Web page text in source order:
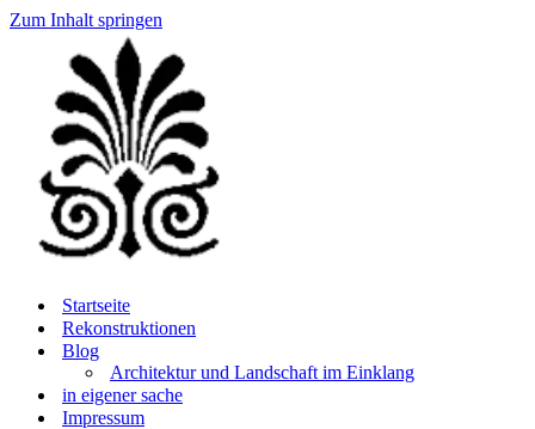
Zum Inhalt springen
Startseite
Rekonstruktionen
Blog
Architektur und Landschaft im Einklang
in eigener sache
Impressum